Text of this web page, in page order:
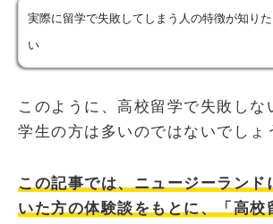
実際に留学で失敗してしまう人の特徴が知りた
い
このように、高校留学で失敗しな
学生の方は多いのではないでしょ
この記事では、ニュージーランド
いた方の体験談をもとに、「高校